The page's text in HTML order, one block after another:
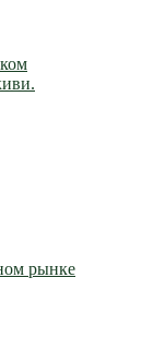
рынке